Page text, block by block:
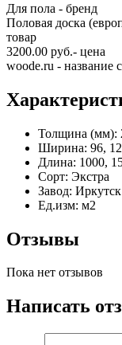
Для пола - бренд
Половая доска
товар
3200.00 руб.- цена
woode.ru - название
Толщина (мм):
Ширина: 96,
Длина: 1000,
Сорт: Экстра
Завод: Иркутск
Ед.изм: м2
Отзывы
Пока нет отзывов
Написать